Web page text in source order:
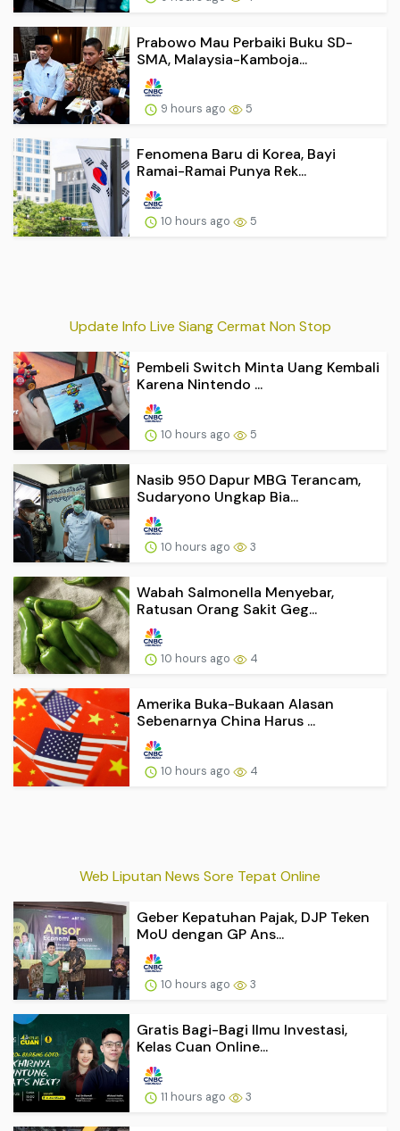
Prabowo Mau Perbaiki Buku SD-
SMA, Malaysia-Kamboja...
9 hours ago 5
Fenomena Baru di Korea, Bayi
Ramai-Ramai Punya Rek...
10 hours ago 5
Update Info Live Siang Cermat Non Stop
Pembeli Switch Minta Uang Kembali
Karena Nintendo ...
10 hours ago 5
Nasib 950 Dapur MBG Terancam,
Sudaryono Ungkap Bia...
10 hours ago 3
Wabah Salmonella Menyebar,
Ratusan Orang Sakit Geg...
10 hours ago 4
Amerika Buka-Bukaan Alasan
Sebenarnya China Harus ...
10 hours ago 4
Web Liputan News Sore Tepat Online
Geber Kepatuhan Pajak, DJP Teken
MoU dengan GP Ans...
10 hours ago 3
Gratis Bagi-Bagi Ilmu Investasi,
Kelas Cuan Online...
11 hours ago 3